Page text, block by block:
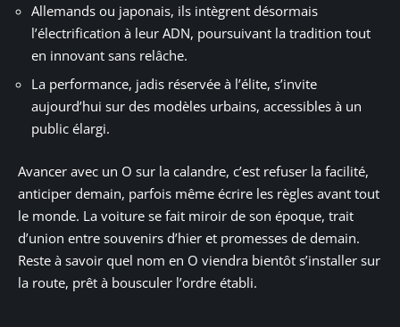
Allemands ou japonais, ils intègrent désormais
l’électrification à leur ADN, poursuivant la tradition tout
en innovant sans relâche.
La performance, jadis réservée à l’élite, s’invite
aujourd’hui sur des modèles urbains, accessibles à un
public élargi.
Avancer avec un O sur la calandre, c’est refuser la facilité,
anticiper demain, parfois même écrire les règles avant tout
le monde. La voiture se fait miroir de son époque, trait
d’union entre souvenirs d’hier et promesses de demain.
Reste à savoir quel nom en O viendra bientôt s’installer sur
la route, prêt à bousculer l’ordre établi.